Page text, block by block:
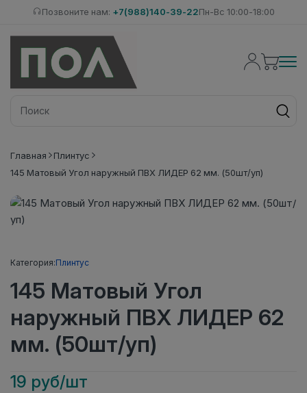
Позвоните нам: +7(988)140-39-22Пн-Вс 10:00-18:00
Главная
Плинтус
145 Матовый Угол наружный ПВХ ЛИДЕР 62 мм. (50шт/уп)
Категория:Плинтус
145 Матовый Угол
наружный ПВХ ЛИДЕР 62
мм. (50шт/уп)
19 руб/шт